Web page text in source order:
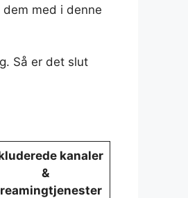
med i denne
Så er det slut
kanaler
&